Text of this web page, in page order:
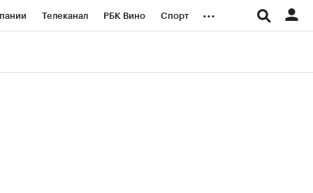
Телеканал РБК Вино Спорт ...